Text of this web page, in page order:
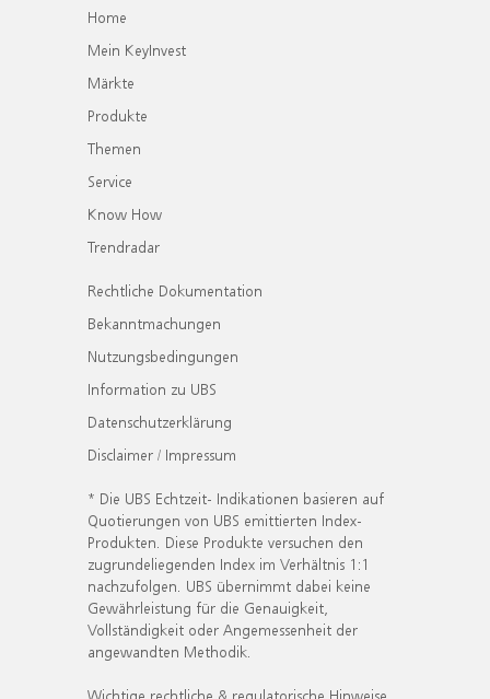
Home
Mein KeyInvest
Märkte
Produkte
Themen
Service
Know How
Trendradar
Rechtliche Dokumentation
Bekanntmachungen
Nutzungsbedingungen
Information zu UBS
Datenschutzerklärung
Disclaimer / Impressum
* Die UBS Echtzeit- Indikationen basieren auf
Quotierungen von UBS emittierten Index-
Produkten. Diese Produkte versuchen den
zugrundeliegenden Index im Verhältnis 1:1
nachzufolgen. UBS übernimmt dabei keine
Gewährleistung für die Genauigkeit,
Vollständigkeit oder Angemessenheit der
angewandten Methodik.